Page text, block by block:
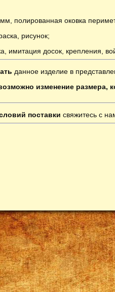
полированная оковка
рисунок;
имитация досок, крепления,
данное изделие в
изменение размера,
поставки свяжитесь с